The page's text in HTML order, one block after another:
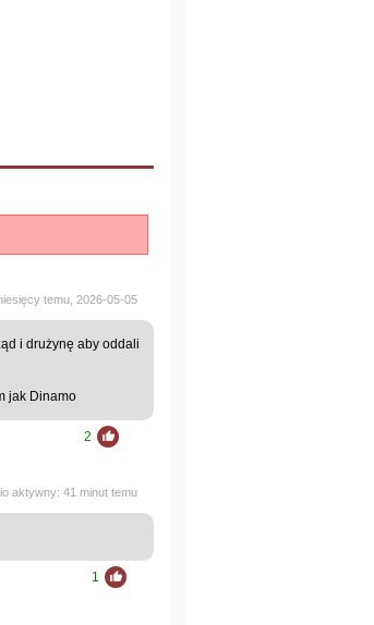
temu, 2026-05-05
i drużynę aby oddali
jak Dinamo
2
aktywny: 41 minut temu
1